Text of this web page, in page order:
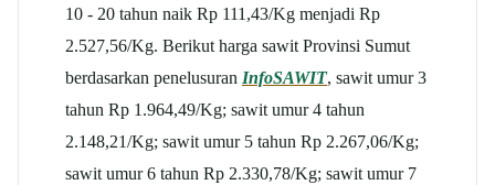
10 - 20 tahun naik Rp 111,43/Kg menjadi Rp
2.527,56/Kg. Berikut harga sawit Provinsi Sumut
berdasarkan penelusuran InfoSAWIT, sawit umur 3
tahun Rp 1.964,49/Kg; sawit umur 4 tahun
2.148,21/Kg; sawit umur 5 tahun Rp 2.267,06/Kg;
sawit umur 6 tahun Rp 2.330,78/Kg; sawit umur 7